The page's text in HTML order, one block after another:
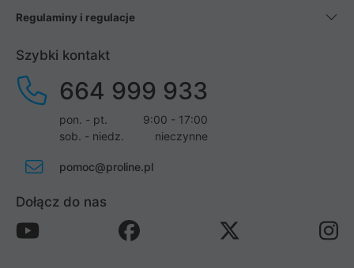
Regulaminy i regulacje
Szybki kontakt
664 999 933
pon. - pt.
9:00 - 17:00
sob. - niedz.
nieczynne
pomoc@proline.pl
Dołącz do nas